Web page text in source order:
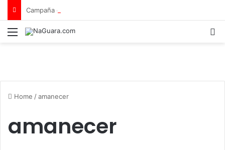
Campaña de seguridad vial «Tu vida no tiene repuesto»
Menu
Home /amanecer
amanecer